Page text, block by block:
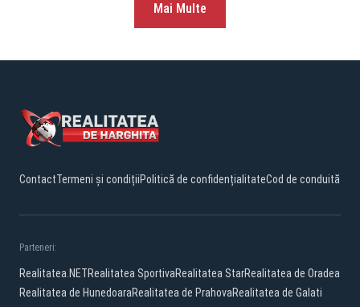
Mai Multe
ContactTermeni și condițiiPolitică de confidențialitateCod de conduită
Parteneri:
Realitatea.NETRealitatea SportivaRealitatea StarRealitatea de Oradea
Realitatea de HunedoaraRealitatea de PrahovaRealitatea de Galati